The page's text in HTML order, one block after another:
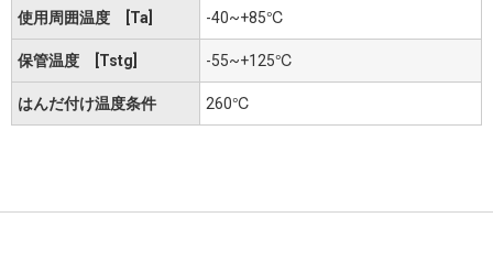
使用周囲温度 [Ta] -40~+85℃
保管温度 [Tstg] -55~+125℃
はんだ付け温度条件 260℃